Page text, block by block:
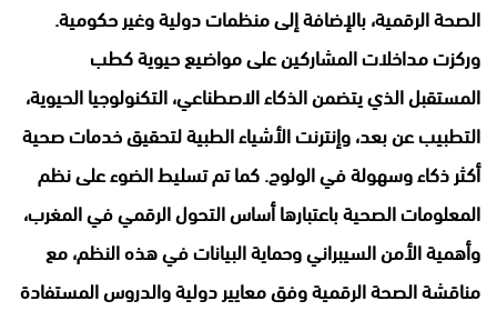
الصحة الرقمية، بالإضافة إلى منظمات دولية وغير حكومية.
وركزت مداخلات المشاركين على مواضيع حيوية كطب
المستقبل الذي يتضمن الذكاء الاصطناعي، التكنولوجيا الحيوية،
التطبيب عن بعد، وإنترنت الأشياء الطبية لتحقيق خدمات صحية
أكثر ذكاء وسهولة في الولوج. كما تم تسليط الضوء على نظم
المعلومات الصحية باعتبارها أساس التحول الرقمي في المغرب،
وأهمية الأمن السيبراني وحماية البيانات في هذه النظم، مع
مناقشة الصحة الرقمية وفق معايير دولية والدروس المستفادة